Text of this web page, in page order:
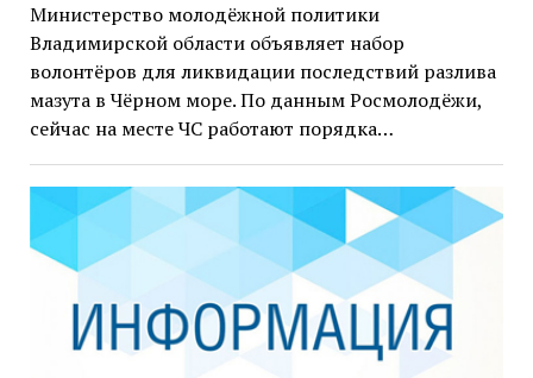
Министерство молодёжной политики
Владимирской области объявляет набор
волонтёров для ликвидации последствий разлива
мазута в Чёрном море. По данным Росмолодёжи,
сейчас на месте ЧС работают порядка…